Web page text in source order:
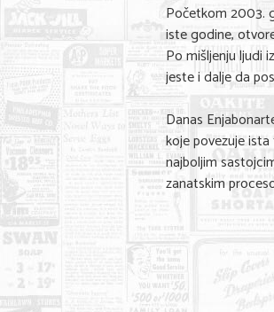
Početkom 2003.
iste godine,
Po mišljenju ljudi
jeste i dalje da
Danas
koje povezuje
najboljim
zanatskim